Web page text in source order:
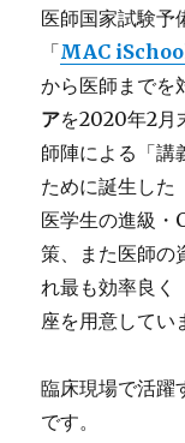
医師国家試験予
「MAC
から医師までを
アを2020年2月
師陣による「講
ために誕生した
医学生の進級・
策、また医師の
れ最も効率良く
座を用意してい
臨床現場で活躍
です。